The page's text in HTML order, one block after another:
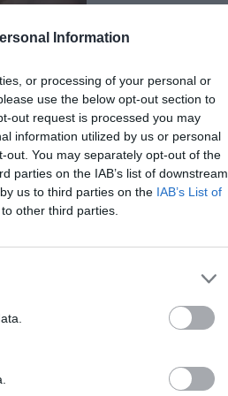
Information
or processing of your personal or
use the below opt-out section to
out request is processed you may
information utilized by us or personal
You may separately opt-out of the
parties on the IAB’s list of downstream
us to third parties on the IAB’s List of
other third parties.
zilnic,
mică, își
o
creștere